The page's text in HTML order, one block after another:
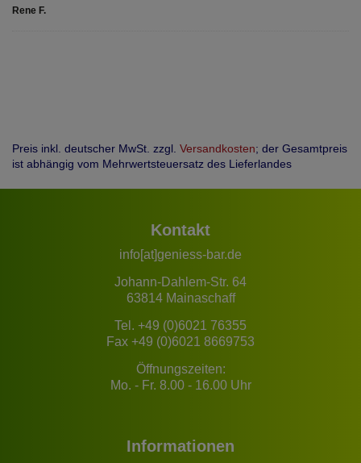
Rene F.
Preis inkl. deutscher MwSt. zzgl. Versandkosten; der Gesamtpreis
ist abhängig vom Mehrwertsteuersatz des Lieferlandes
Kontakt
info[at]geniess-bar.de
Johann-Dahlem-Str. 64
63814 Mainaschaff
Tel. +49 (0)6021 76355
Fax +49 (0)6021 8669753
Öffnungszeiten:
Mo. - Fr. 8.00 - 16.00 Uhr
Informationen